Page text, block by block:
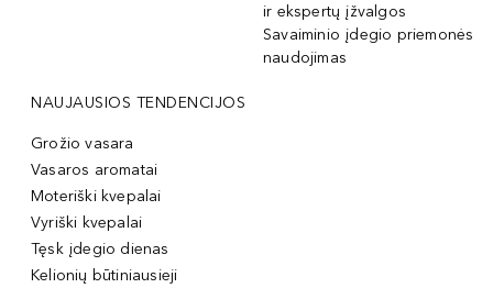
ir ekspertų įžvalgos
Savaiminio įdegio priemonės
naudojimas
NAUJAUSIOS TENDENCIJOS
Grožio vasara
Vasaros aromatai
Moteriški kvepalai
Vyriški kvepalai
Tęsk įdegio dienas
Kelionių būtiniausieji